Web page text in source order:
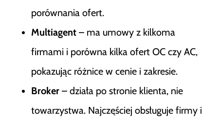
porównania ofert.
Multiagent – ma umowy z kilkoma
firmami i porówna kilka ofert OC czy AC,
pokazując różnice w cenie i zakresie.
Broker – działa po stronie klienta, nie
towarzystwa. Najczęściej obsługuje firmy i